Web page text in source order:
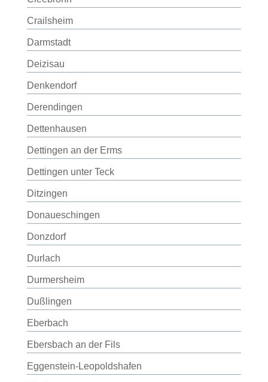
Crailsheim
Darmstadt
Deizisau
Denkendorf
Derendingen
Dettenhausen
Dettingen an der Erms
Dettingen unter Teck
Ditzingen
Donaueschingen
Donzdorf
Durlach
Durmersheim
Dußlingen
Eberbach
Ebersbach an der Fils
Eggenstein-Leopoldshafen